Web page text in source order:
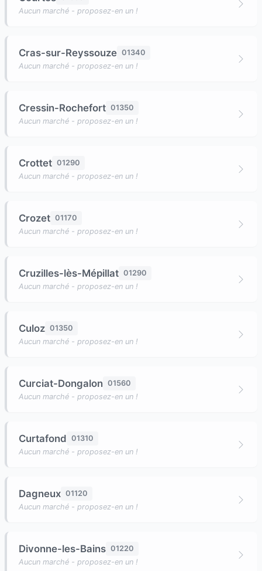
Aucun marché - proposez-en un !
Cras-sur-Reyssouze 01340
Aucun marché - proposez-en un !
Cressin-Rochefort 01350
Aucun marché - proposez-en un !
Crottet 01290
Aucun marché - proposez-en un !
Crozet 01170
Aucun marché - proposez-en un !
Cruzilles-lès-Mépillat 01290
Aucun marché - proposez-en un !
Culoz 01350
Aucun marché - proposez-en un !
Curciat-Dongalon 01560
Aucun marché - proposez-en un !
Curtafond 01310
Aucun marché - proposez-en un !
Dagneux 01120
Aucun marché - proposez-en un !
Divonne-les-Bains 01220
Aucun marché - proposez-en un !